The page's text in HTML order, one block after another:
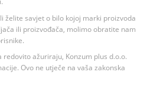
želite savjet o bilo kojoj marki proizvoda
ili proizvođača, molimo obratite nam
ažuriraju, Konzum plus d.o.o.
Ovo ne utječe na vaša zakonska